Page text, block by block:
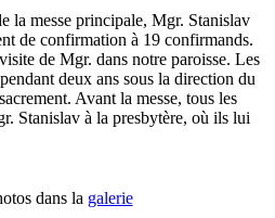
la messe principale, Mgr. Stanislav
de confirmation à 19 confirmands.
de Mgr. dans notre paroisse. Les
deux ans sous la direction du
Avant la messe, tous les
Stanislav à la presbytère, où ils lui
dans la galerie